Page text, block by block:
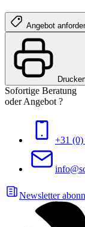
Angebot
Sofortige Beratung
oder Angebot ?
+31 (0)
Newsletter